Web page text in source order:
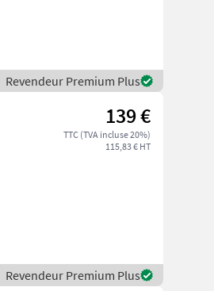
Revendeur Premium Plus
139 €
TTC (TVA incluse 20%)
115,83 € HT
Revendeur Premium Plus